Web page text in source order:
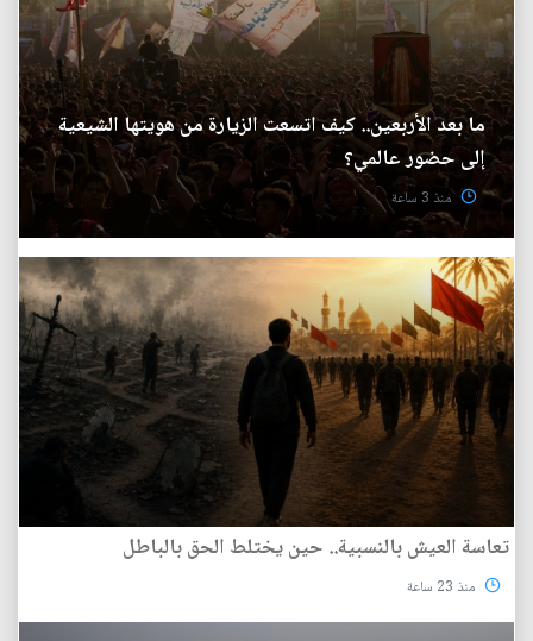
ما بعد الأربعين.. كيف اتسعت الزيارة من هويتها الشيعية
إلى حضور عالمي؟
منذ 3 ساعة
تعاسة العيش بالنسبية.. حين يختلط الحق بالباطل
منذ 23 ساعة